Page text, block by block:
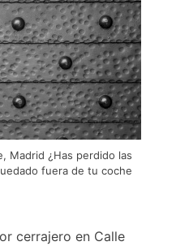
Madrid ¿Has perdido las
fuera de tu coche
cerrajero en Calle